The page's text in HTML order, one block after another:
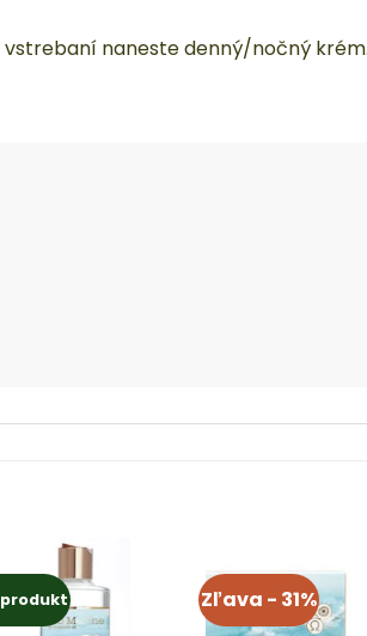
vstrebaní naneste denný/nočný krém.
Zľava - 31%